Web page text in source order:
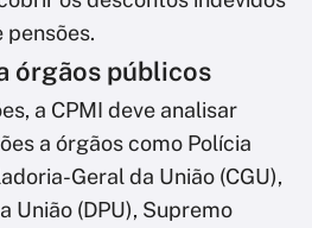
pensões.
órgãos públicos
a CPMI deve analisar
a órgãos como Polícia
Geral da União (CGU),
União (DPU), Supremo